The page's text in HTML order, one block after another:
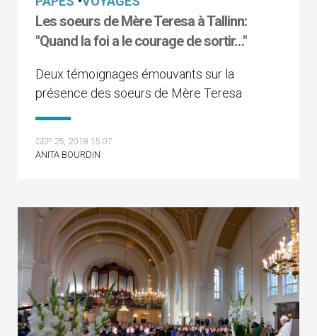
Les soeurs de Mère Teresa à Tallinn:
"Quand la foi a le courage de sortir…"
Deux témoignages émouvants sur la
présence des soeurs de Mère Teresa
SEP 25, 2018 15:07
ANITA BOURDIN